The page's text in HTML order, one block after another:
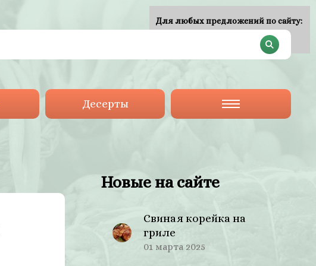
Десерты
Новые на сайте
Свиная корейка на
гриле
01 марта 2025
Для любых предложений по сайту: